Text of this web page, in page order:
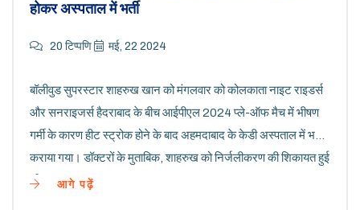
होकर अस्पताल में भर्ती
20 टिप्पणि मई, 22 2024
बॉलीवुड सुपरस्टार शाहरुख खान को मंगलवार को कोलकाता नाइट राइडर्स
और सनराइजर्स हैदराबाद के बीच आईपीएल 2024 प्ले-ऑफ मैच में भीषण
गर्मी के कारण हीट स्ट्रोक होने के बाद अहमदाबाद के केडी अस्पताल में भर्ती
कराया गया। डॉक्टरों के मुताबिक, शाहरुख को निर्जलीकरण की शिकायत हुई
थी।
आगे पढ़ें